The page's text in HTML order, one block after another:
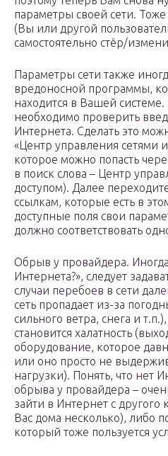
параметры своей сети. Тоже
(Вы или другой
самостоятельно стёр/
Параметры сети также
вредоносной программы,
находится в Вашей
необходимо проверить
Интернета. Сделать это
«Центр управления сетями
которое можно попасть
в поиск слова – Центр
доступом). Далее
ссылкам, которые есть в
доступные поля свои
должно соответствовать
Обрыв у провайдера.
Интернета?», следует
случаи перебоев в сети
сеть пропадает из-за
сильного ветра, снега и
становится халатность
оборудование, которое
или оно просто не
нагрузки). Понять, что нет
обрыва у провайдера –
зайти в Интернет с другого
Вас дома несколько), либо
который тоже пользуется